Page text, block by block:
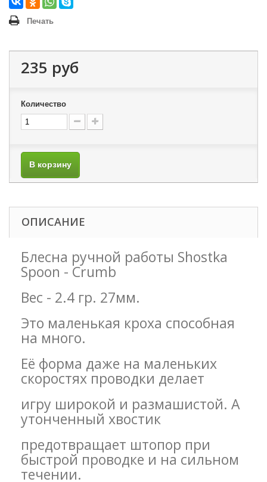
Печать
235 руб
Количество
В корзину
ОПИСАНИЕ
Блесна ручной работы Shostka
Spoon - Crumb
Вес - 2.4 гр. 27мм.
Это маленькая кроха способная
на много.
Её форма даже на маленьких
скоростях проводки делает
игру широкой и размашистой. А
утонченный хвостик
предотвращает штопор при
быстрой проводке и на сильном
течении.